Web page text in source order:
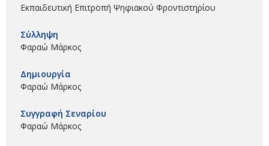
Εκπαιδευτική Επιτροπή Ψηφιακού Φροντιστηρίου
Σύλληψη
Φαραώ Μάρκος
Δημιουργία
Φαραώ Μάρκος
Συγγραφή Σεναρίου
Φαραώ Μάρκος